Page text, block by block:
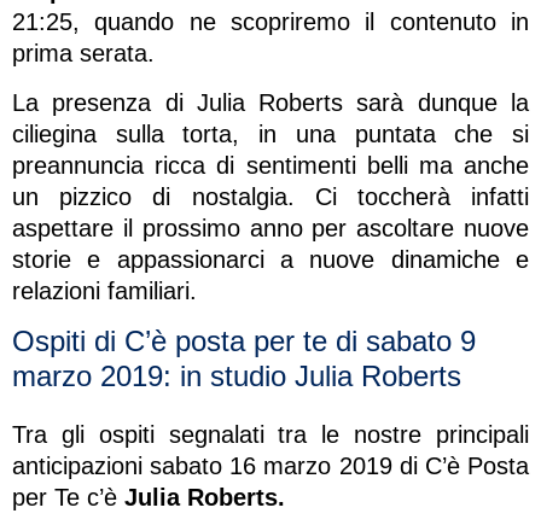
21:25, quando ne scopriremo il contenuto in
prima serata.
La presenza di Julia Roberts sarà dunque la
ciliegina sulla torta, in una puntata che si
preannuncia ricca di sentimenti belli ma anche
un pizzico di nostalgia. Ci toccherà infatti
aspettare il prossimo anno per ascoltare nuove
storie e appassionarci a nuove dinamiche e
relazioni familiari.
Ospiti di C’è posta per te di sabato 9
marzo 2019: in studio Julia Roberts
Tra gli ospiti segnalati tra le nostre principali
anticipazioni sabato 16 marzo 2019 di C’è Posta
per Te c’è Julia Roberts.